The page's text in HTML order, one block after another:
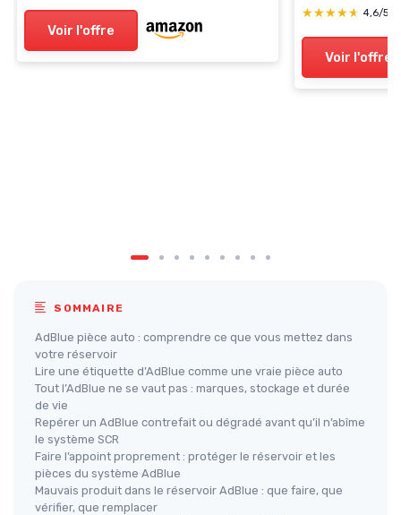
Voir l'offre
★★★★★
★★★★★ 4,6/5
Voir l'offre
SOMMAIRE
AdBlue pièce auto : comprendre ce que vous mettez dans
votre réservoir
Lire une étiquette d’AdBlue comme une vraie pièce auto
Tout l’AdBlue ne se vaut pas : marques, stockage et durée
de vie
Repérer un AdBlue contrefait ou dégradé avant qu’il n’abîme
le système SCR
Faire l’appoint proprement : protéger le réservoir et les
pièces du système AdBlue
Mauvais produit dans le réservoir AdBlue : que faire, que
vérifier, que remplacer